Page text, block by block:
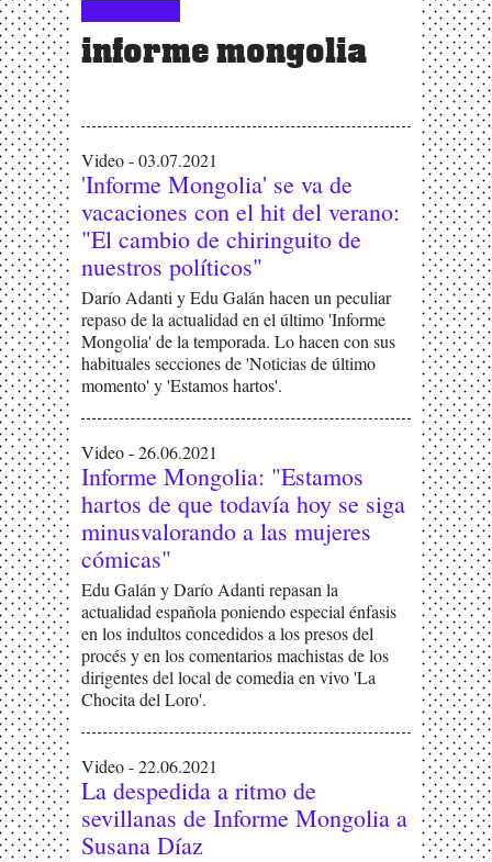
informe mongolia
Video - 03.07.2021
'Informe Mongolia' se va de
vacaciones con el hit del verano:
"El cambio de chiringuito de
nuestros políticos"
Darío Adanti y Edu Galán hacen un peculiar
repaso de la actualidad en el último 'Informe
Mongolia' de la temporada. Lo hacen con sus
habituales secciones de 'Noticias de último
momento' y 'Estamos hartos'.
Video - 26.06.2021
Informe Mongolia: "Estamos
hartos de que todavía hoy se siga
minusvalorando a las mujeres
cómicas"
Edu Galán y Darío Adanti repasan la
actualidad española poniendo especial énfasis
en los indultos concedidos a los presos del
procés y en los comentarios machistas de los
dirigentes del local de comedia en vivo 'La
Chocita del Loro'.
Video - 22.06.2021
La despedida a ritmo de
sevillanas de Informe Mongolia a
Susana Díaz